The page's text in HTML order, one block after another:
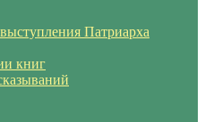
Патриарха
книг